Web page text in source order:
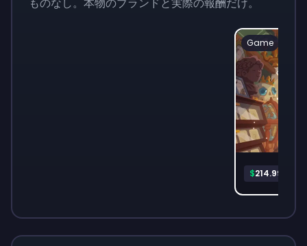
ものなし。本物のブランドと実際の報酬だけ。
Game
$214.99